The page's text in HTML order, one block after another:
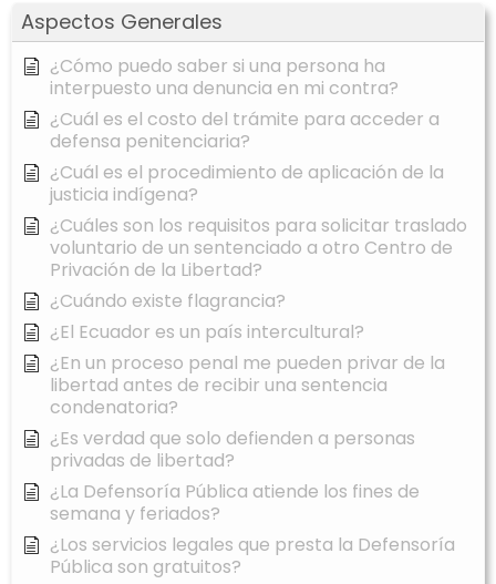
Aspectos Generales
¿Cómo puedo saber si una persona ha
interpuesto una denuncia en mi contra?
¿Cuál es el costo del trámite para acceder a
defensa penitenciaria?
¿Cuál es el procedimiento de aplicación de la
justicia indígena?
¿Cuáles son los requisitos para solicitar traslado
voluntario de un sentenciado a otro Centro de
Privación de la Libertad?
¿Cuándo existe flagrancia?
¿El Ecuador es un país intercultural?
¿En un proceso penal me pueden privar de la
libertad antes de recibir una sentencia
condenatoria?
¿Es verdad que solo defienden a personas
privadas de libertad?
¿La Defensoría Pública atiende los fines de
semana y feriados?
¿Los servicios legales que presta la Defensoría
Pública son gratuitos?